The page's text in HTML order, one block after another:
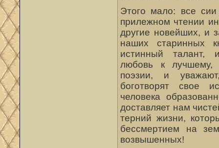
Этого мало: все
прилежном чтении
другие новейших, и
наших старинных
истинный талант,
любовь к лучшему,
поэзии, и
боготворят свое
человека
доставляет нам
терний жизни,
бессмертием на
возвышенных!